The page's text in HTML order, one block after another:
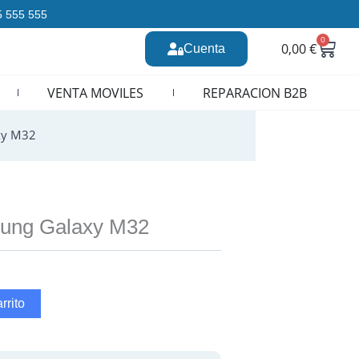
555 555
Cuenta 0,00€
0
CURSOS REPARACION MOVILES
VENTA MOVILES REPARACION B2B
M32
Galaxy M32